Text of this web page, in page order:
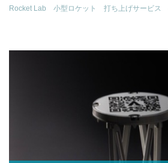
Rocket Lab 小型ロケット 打ち上げサービス